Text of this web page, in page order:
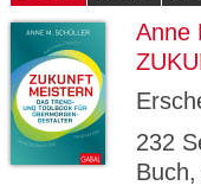
Anne
232